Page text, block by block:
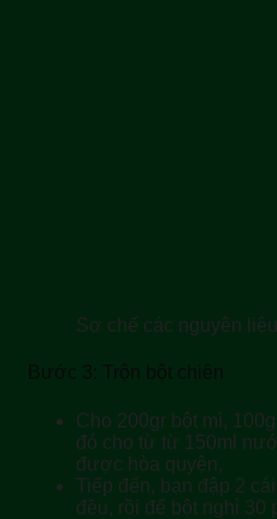
Sơ chế các nguyên
Bước 3: Trộn bột chiên
Cho 200gr bột mì,
đó cho từ từ 150ml
được hòa quyện,
Tiếp đến, bạn đập 2
đều, rồi để bột nghỉ 30